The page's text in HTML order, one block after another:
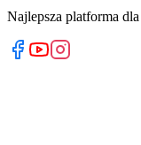
Najlepsza platforma